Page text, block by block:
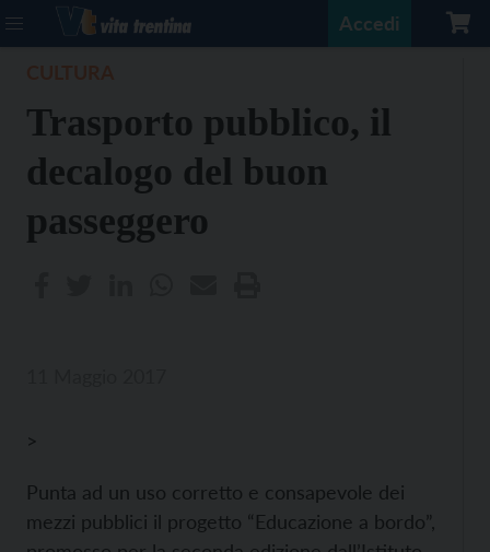
Accedi
Trasporto pubblico, il
decalogo del buon
passeggero
>
Punta ad un uso corretto e consapevole dei
mezzi pubblici il progetto “Educazione a bordo”,